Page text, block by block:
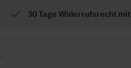
30 Tage Widerrufsrecht mit